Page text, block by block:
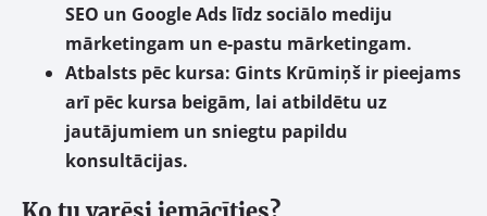
SEO un Google Ads līdz sociālo mediju
mārketingam un e-pastu mārketingam.
Atbalsts pēc kursa: Gints Krūmiņš ir pieejams
arī pēc kursa beigām, lai atbildētu uz
jautājumiem un sniegtu papildu
konsultācijas.